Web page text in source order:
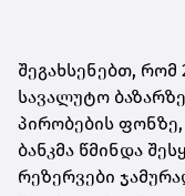
შეგახსენებთ, რომ
სავალუტო
პირობების
ბანკმა წმინდა
რეზერვები